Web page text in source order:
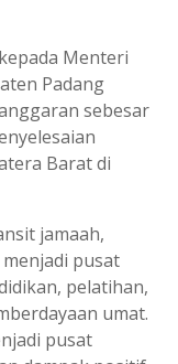
Menteri
Padang
sebesar
Barat di
jamaah,
pusat
pelatihan,
umat.
pusat